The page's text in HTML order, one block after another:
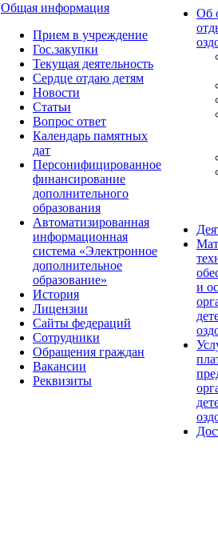
Общая информация
Прием в учреждение
Гос.закупки
Текущая деятельность
Сердце отдаю детям
Новости
Статьи
Вопрос ответ
Календарь памятных
дат
Персонифицированное
финансирование
дополнительного
образования
Автоматизированная
информационная
система «Электронное
дополнительное
образование»
История
Лицензии
Сайты федераций
Сотрудники
Обращения граждан
Вакансии
Реквизиты
Об
и